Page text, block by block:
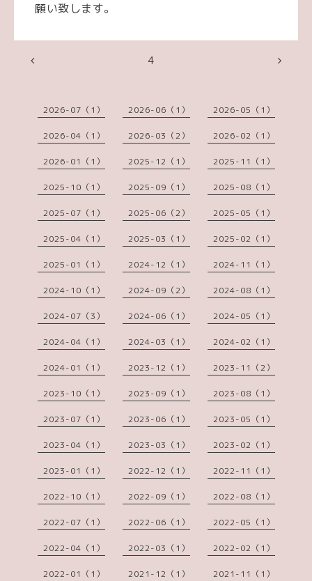
願い致します。
4
2026-07（1） 2026-06（1） 2026-05（1）
2026-04（1） 2026-03（2） 2026-02（1）
2026-01（1） 2025-12（1） 2025-11（1）
2025-10（1） 2025-09（1） 2025-08（1）
2025-07（1） 2025-06（2） 2025-05（1）
2025-04（1） 2025-03（1） 2025-02（1）
2025-01（1） 2024-12（1） 2024-11（1）
2024-10（1） 2024-09（2） 2024-08（1）
2024-07（3） 2024-06（1） 2024-05（1）
2024-04（1） 2024-03（1） 2024-02（1）
2024-01（1） 2023-12（1） 2023-11（2）
2023-10（1） 2023-09（1） 2023-08（1）
2023-07（1） 2023-06（1） 2023-05（1）
2023-04（1） 2023-03（1） 2023-02（1）
2023-01（1） 2022-12（1） 2022-11（1）
2022-10（1） 2022-09（1） 2022-08（1）
2022-07（1） 2022-06（1） 2022-05（1）
2022-04（1） 2022-03（1） 2022-02（1）
2022-01（1） 2021-12（1） 2021-11（1）